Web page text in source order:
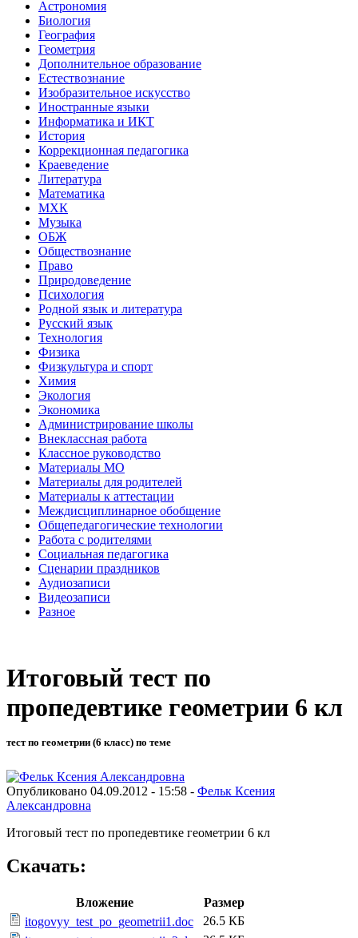
Астрономия
Биология
География
Геометрия
Дополнительное образование
Естествознание
Изобразительное искусство
Иностранные языки
Информатика и ИКТ
История
Коррекционная педагогика
Краеведение
Литература
Математика
МХК
Музыка
ОБЖ
Обществознание
Право
Природоведение
Психология
Родной язык и литература
Русский язык
Технология
Физика
Физкультура и спорт
Химия
Экология
Экономика
Администрирование школы
Внеклассная работа
Классное руководство
Материалы МО
Материалы для родителей
Материалы к аттестации
Междисциплинарное обобщение
Общепедагогические технологии
Работа с родителями
Социальная педагогика
Сценарии праздников
Аудиозаписи
Видеозаписи
Разное
Итоговый тест по
пропедевтике геометрии 6 кл
тест по геометрии (6 класс) по теме
Опубликовано 04.09.2012 - 15:58 - Фельк Ксения
Александровна
Итоговый тест по пропедевтике геометрии 6 кл
Скачать:
Вложение
Размер
itogovyy_test_po_geometrii1.doc
26.5 КБ